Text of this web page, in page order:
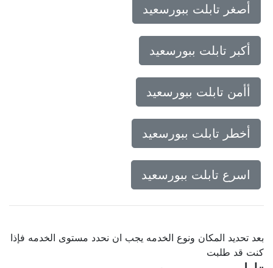
أصغر تابلت ببورسعيد
أكبر تابلت ببورسعيد
أأمن تابلت ببورسعيد
أخطر تابلت ببورسعيد
اسرع تابلت ببورسعيد
بعد تحديد المكان ونوع الخدمه يجب ان نحدد مستوى الخدمه فإذا
كنت قد طلبت